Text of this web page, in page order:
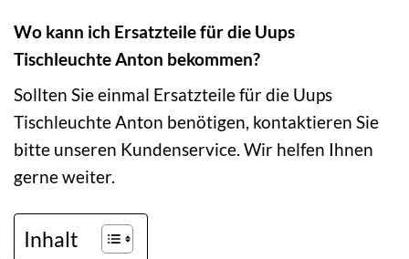
Wo kann ich Ersatzteile für die Uups
Tischleuchte Anton bekommen?
Sollten Sie einmal Ersatzteile für die Uups
Tischleuchte Anton benötigen, kontaktieren Sie
bitte unseren Kundenservice. Wir helfen Ihnen
gerne weiter.
Inhalt